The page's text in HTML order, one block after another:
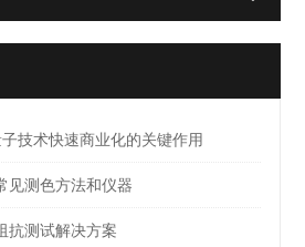
技术快速商业化的关键作用
见测色方法和仪器
抗测试解决方案